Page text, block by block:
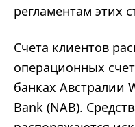
регламентам этих
Счета клиентов
операционных
банках Австралии
Bank (NAB).